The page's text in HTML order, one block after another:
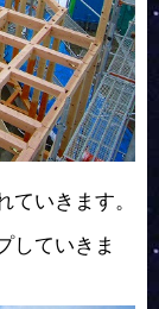
いきます。
していきま